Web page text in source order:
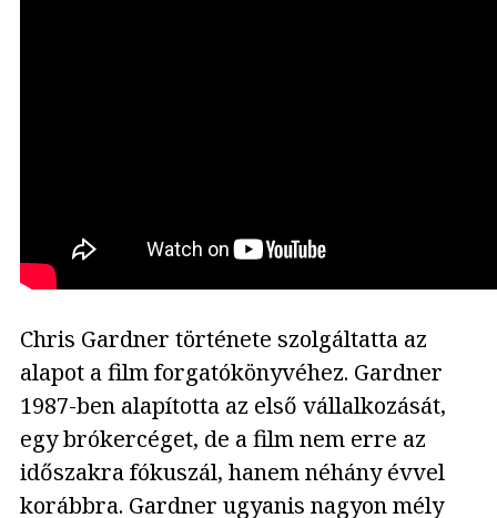
Chris Gardner története szolgáltatta az
alapot a film forgatókönyvéhez. Gardner
1987-ben alapította az első vállalkozását,
egy brókercéget, de a film nem erre az
időszakra fókuszál, hanem néhány évvel
korábbra. Gardner ugyanis nagyon mély